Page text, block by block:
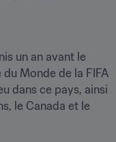
un an avant le
Monde de la FIFA
dans ce pays, ainsi
le Canada et le